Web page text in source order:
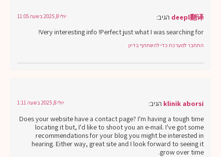
deepl翻译 הגיב: יולי 8, 2025 בשעה 11:05
Very interesting info !Perfect just what I was searching for!
התחבר למערכת כדי להשתתף בדיון
klinik aborsi הגיב: יולי 8, 2025 בשעה 1:11
Does your website have a contact page? I'm having a tough time
locating it but, I'd like to shoot you an e-mail. I've got some
recommendations for your blog you might be interested in
hearing. Either way, great site and I look forward to seeing it
grow over time.